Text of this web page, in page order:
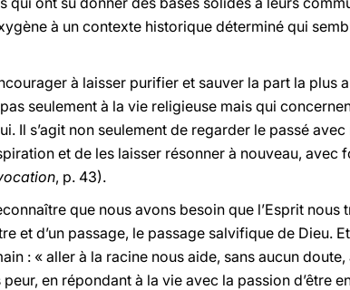
à un contexte historique déterminé qui
à laisser purifier et sauver la part la plus
seulement à la vie religieuse mais qui
Il s’agit non seulement de regarder le passé
et de les laisser résonner à nouveau, avec
, p. 43).
que nous avons besoin que l’Esprit nous
et d’un passage, le passage salvifique de Dieu.
: « aller à la racine nous aide, sans aucun
en répondant à la vie avec la passion d’être